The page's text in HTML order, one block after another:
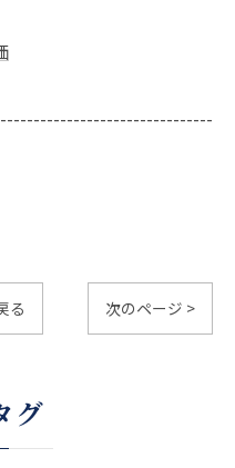
る 次のページ >
グ